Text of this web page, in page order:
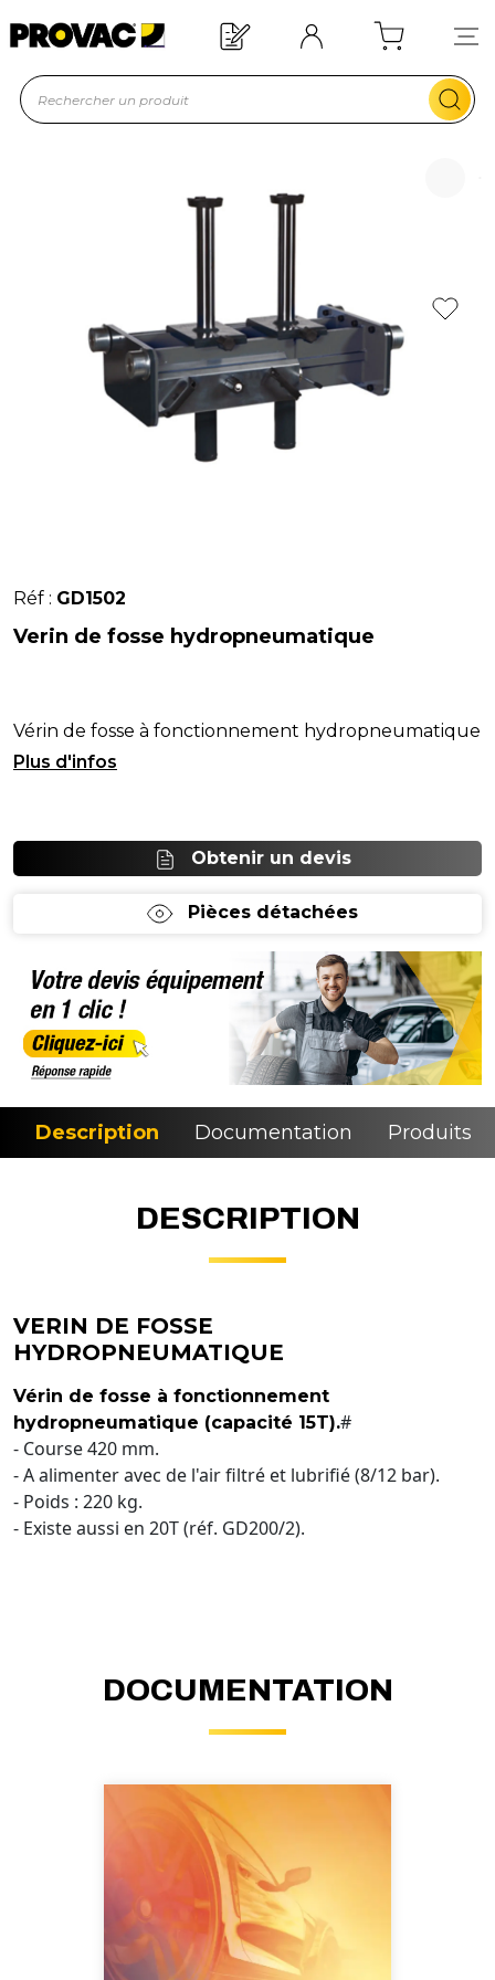
Offre de bienvenue : 20€ offerts !
En savoir plus
Réf : GD1502
Verin de fosse hydropneumatique
Vérin de fosse à fonctionnement hydropneumatique
(capacité 15T).# - Course 420 mm.
Obtenir un devis
Pièces détachées
Description Documentation Produits
DESCRIPTION
VERIN DE FOSSE
HYDROPNEUMATIQUE
Vérin de fosse à fonctionnement
hydropneumatique (capacité 15T).#
- Course 420 mm.
- A alimenter avec de l'air filtré et lubrifié (8/12 bar).
- Poids : 220 kg.
- Existe aussi en 20T (réf. GD200/2).
DOCUMENTATION